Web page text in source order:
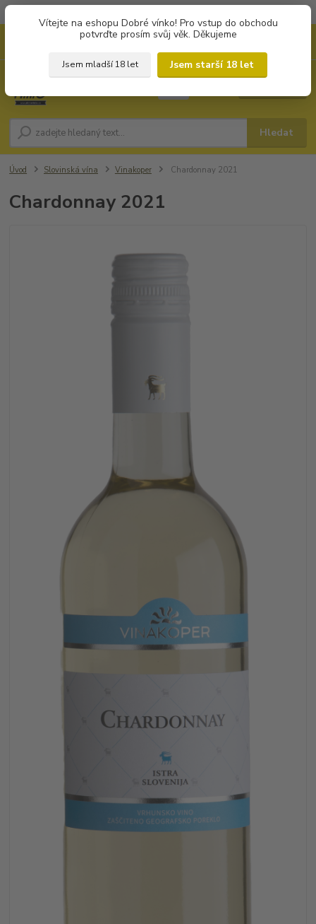
Vítejte na eshopu Dobré vínko! Pro vstup do obchodu
potvrďte prosím svůj věk. Děkujeme
Jsem mladší 18 let
Jsem starší 18 let
Hledat
Úvod Slovinská vína Vinakoper Chardonnay 2021
Chardonnay 2021